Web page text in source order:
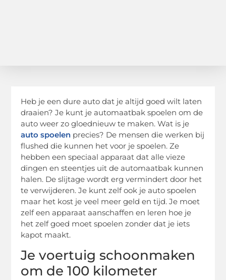
Heb je een dure auto dat je altijd goed wilt laten
draaien? Je kunt je automaatbak spoelen om de
auto weer zo gloednieuw te maken. Wat is je
auto spoelen precies? De mensen die werken bij
flushed die kunnen het voor je spoelen. Ze
hebben een speciaal apparaat dat alle vieze
dingen en steentjes uit de automaatbak kunnen
halen. De slijtage wordt erg vermindert door het
te verwijderen. Je kunt zelf ook je auto spoelen
maar het kost je veel meer geld en tijd. Je moet
zelf een apparaat aanschaffen en leren hoe je
het zelf goed moet spoelen zonder dat je iets
kapot maakt.
Je voertuig schoonmaken
om de 100 kilometer